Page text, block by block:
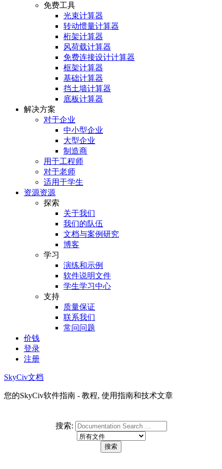
免费工具
光束计算器
转动惯量计算器
桁架计算器
风荷载计算器
免费连接设计计算器
框架计算器
基础计算器
挡土墙计算器
底板计算器
解决方案
对于企业
中小型企业
大型企业
制造商
用于工程师
对于老师
适用于学生
资源资源
探索
关于我们
我们的队伍
文档与案例研究
博客
学习
演练和示例
软件说明文件
学生学习中心
支持
质量保证
联系我们
常问问题
价钱
登录
注册
SkyCiv文档
您的SkyCiv软件指南 - 教程, 使用指南和技术文章
搜索: